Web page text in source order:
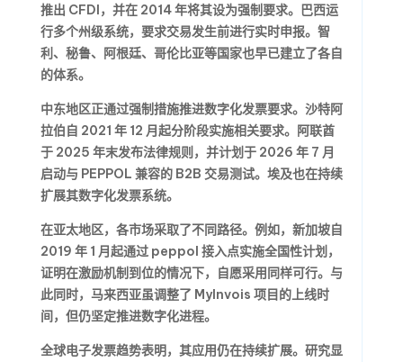
推出 CFDI，并在 2014 年将其设为强制要求。巴西运
行多个州级系统，要求交易发生前进行实时申报。智
利、秘鲁、阿根廷、哥伦比亚等国家也早已建立了各自
的体系。
中东地区正通过强制措施推进数字化发票要求。沙特阿
拉伯自 2021 年 12 月起分阶段实施相关要求。阿联酋
于 2025 年末发布法律规则，并计划于 2026 年 7 月
启动与 PEPPOL 兼容的 B2B 交易测试。埃及也在持续
扩展其数字化发票系统。
在亚太地区，各市场采取了不同路径。例如，新加坡自
2019 年 1 月起通过 peppol 接入点实施全国性计划，
证明在激励机制到位的情况下，自愿采用同样可行。与
此同时，马来西亚虽调整了 MyInvois 项目的上线时
间，但仍坚定推进数字化进程。
全球电子发票趋势表明，其应用仍在持续扩展。研究显